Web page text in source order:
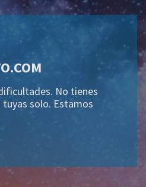
No tienes
solo. Estamos